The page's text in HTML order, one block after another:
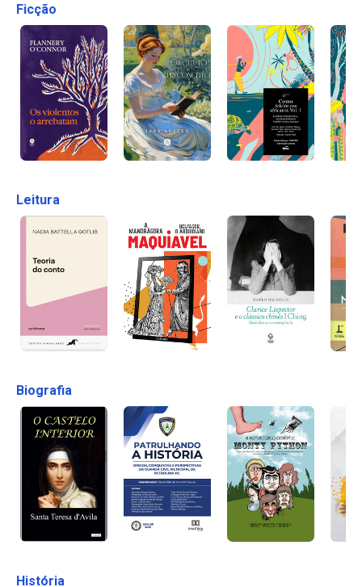
Ficção
Leitura
Biografia
História